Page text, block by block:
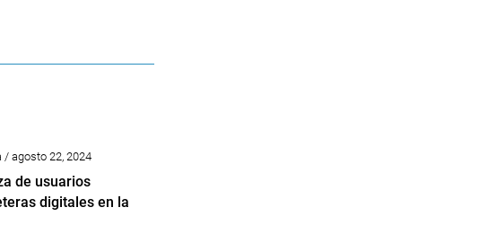
/ agosto 22, 2024
de usuarios
digitales en la